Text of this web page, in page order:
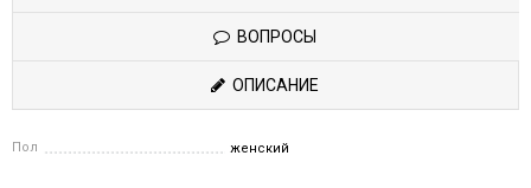
ВОПРОСЫ
ОПИСАНИЕ
Пол женский